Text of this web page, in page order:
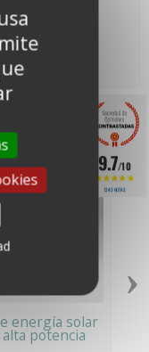
energía solar
alta potencia
›
9.7/10
1243 NOTAS